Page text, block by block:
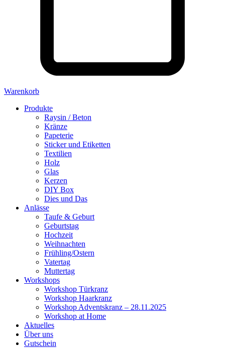
Warenkorb
Produkte
Raysin / Beton
Kränze
Papeterie
Sticker und Etiketten
Textilien
Holz
Glas
Kerzen
DIY Box
Dies und Das
Anlässe
Taufe & Geburt
Geburtstag
Hochzeit
Weihnachten
Frühling/Ostern
Vatertag
Muttertag
Workshops
Workshop Türkranz
Workshop Haarkranz
Workshop Adventskranz – 28.11.2025
Workshop at Home
Aktuelles
Über uns
Gutschein